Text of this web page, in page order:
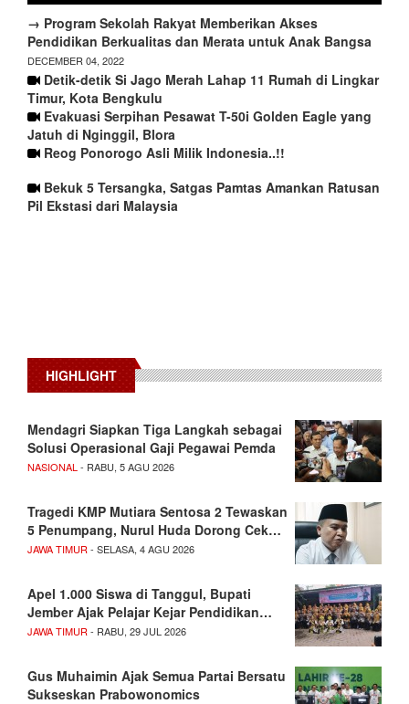
→ Program Sekolah Rakyat Memberikan Akses
Pendidikan Berkualitas dan Merata untuk Anak Bangsa
DECEMBER 04, 2022
Detik-detik Si Jago Merah Lahap 11 Rumah di Lingkar
Timur, Kota Bengkulu
Evakuasi Serpihan Pesawat T-50i Golden Eagle yang
Jatuh di Nginggil, Blora
Reog Ponorogo Asli Milik Indonesia..!!
Bekuk 5 Tersangka, Satgas Pamtas Amankan Ratusan
Pil Ekstasi dari Malaysia
HIGHLIGHT
Mendagri Siapkan Tiga Langkah sebagai
Solusi Operasional Gaji Pegawai Pemda
NASIONAL - RABU, 5 AGU 2026
Tragedi KMP Mutiara Sentosa 2 Tewaskan
5 Penumpang, Nurul Huda Dorong Cek…
JAWA TIMUR - SELASA, 4 AGU 2026
Apel 1.000 Siswa di Tanggul, Bupati
Jember Ajak Pelajar Kejar Pendidikan…
JAWA TIMUR - RABU, 29 JUL 2026
Gus Muhaimin Ajak Semua Partai Bersatu
Sukseskan Prabowonomics